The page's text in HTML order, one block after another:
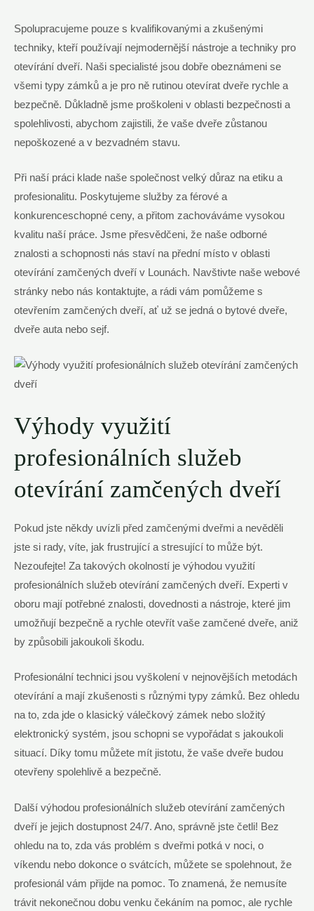
Spolupracujeme pouze s kvalifikovanými a zkušenými
techniky, kteří používají nejmodernější nástroje a techniky pro
otevírání dveří. Naši specialisté jsou dobře obeznámeni se
všemi typy zámků a je pro ně rutinou otevírat dveře rychle a
bezpečně. Důkladně jsme proškoleni v oblasti bezpečnosti a
spolehlivosti, abychom zajistili, že vaše dveře zůstanou
nepoškozené a v bezvadném stavu.
Při naší práci klade naše společnost velký důraz na etiku a
profesionalitu. Poskytujeme služby za férové a
konkurenceschopné ceny, a přitom zachováváme vysokou
kvalitu naší práce. Jsme přesvědčeni, že naše odborné
znalosti a schopnosti nás staví na přední místo v oblasti
otevírání zamčených dveří v Lounách. Navštivte naše webové
stránky nebo nás kontaktujte, a rádi vám pomůžeme s
otevřením zamčených dveří, ať už se jedná o bytové dveře,
dveře auta nebo sejf.
Výhody využití
profesionálních služeb
otevírání zamčených dveří
Pokud jste někdy uvízli před zamčenými dveřmi a nevěděli
jste si rady, víte, jak frustrující a stresující to může být.
Nezoufejte! Za takových okolností je výhodou využití
profesionálních služeb otevírání zamčených dveří. Experti v
oboru mají potřebné znalosti, dovednosti a nástroje, které jim
umožňují bezpečně a rychle otevřít vaše zamčené dveře, aniž
by způsobili jakoukoli škodu.
Profesionální technici jsou vyškolení v nejnovějších metodách
otevírání a mají zkušenosti s různými typy zámků. Bez ohledu
na to, zda jde o klasický válečkový zámek nebo složitý
elektronický systém, jsou schopni se vypořádat s jakoukoli
situací. Díky tomu můžete mít jistotu, že vaše dveře budou
otevřeny spolehlivě a bezpečně.
Další výhodou profesionálních služeb otevírání zamčených
dveří je jejich dostupnost 24/7. Ano, správně jste četli! Bez
ohledu na to, zda vás problém s dveřmi potká v noci, o
víkendu nebo dokonce o svátcích, můžete se spolehnout, že
profesionál vám přijde na pomoc. To znamená, že nemusíte
trávit nekonečnou dobu venku čekáním na pomoc, ale rychle